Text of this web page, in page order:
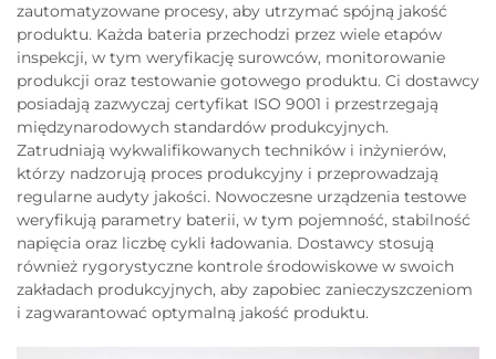
zautomatyzowane procesy, aby utrzymać spójną jakość
produktu. Każda bateria przechodzi przez wiele etapów
inspekcji, w tym weryfikację surowców, monitorowanie
produkcji oraz testowanie gotowego produktu. Ci dostawcy
posiadają zazwyczaj certyfikat ISO 9001 i przestrzegają
międzynarodowych standardów produkcyjnych.
Zatrudniają wykwalifikowanych techników i inżynierów,
którzy nadzorują proces produkcyjny i przeprowadzają
regularne audyty jakości. Nowoczesne urządzenia testowe
weryfikują parametry baterii, w tym pojemność, stabilność
napięcia oraz liczbę cykli ładowania. Dostawcy stosują
również rygorystyczne kontrole środowiskowe w swoich
zakładach produkcyjnych, aby zapobiec zanieczyszczeniom
i zagwarantować optymalną jakość produktu.